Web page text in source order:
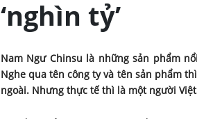
‘nghìn tỷ’
Nam Ngư Chinsu là những sản phẩm
Nghe qua tên công ty và tên sản phẩm
ngoài. Nhưng thực tế thì là một người